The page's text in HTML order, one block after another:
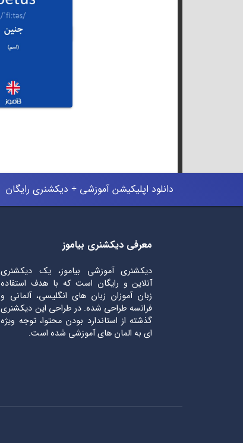
دانلود اپلیکیشن آموزشی + دیکشنری رایگان
معرفی دیکشنری بیاموز
دیکشنری آموزشی بیاموز، یک دیکشنری
آنلاین و رایگان است که با هدف استفاده
زبان آموزان زبان های انگلیسی، آلمانی و
فرانسه طراحی شده. در طراحی این دیکشنری
گذشته از استاندارد بودن محتوا، توجه ویژه
ای به المان های آموزشی شده است.